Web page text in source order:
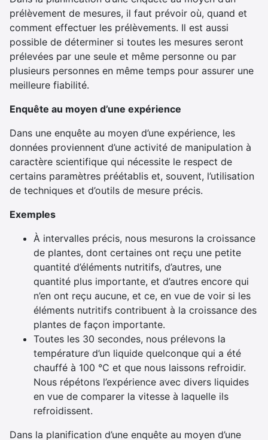
prélèvement de mesures, il faut prévoir où, quand et
comment effectuer les prélèvements. Il est aussi
possible de déterminer si toutes les mesures seront
prélevées par une seule et même personne ou par
plusieurs personnes en même temps pour assurer une
meilleure fiabilité.
Enquête au moyen d’une expérience
Dans une enquête au moyen d’une expérience, les
données proviennent d’une activité de manipulation à
caractère scientifique qui nécessite le respect de
certains paramètres préétablis et, souvent, l’utilisation
de techniques et d’outils de mesure précis.
Exemples
À intervalles précis, nous mesurons la croissance
de plantes, dont certaines ont reçu une petite
quantité d’éléments nutritifs, d’autres, une
quantité plus importante, et d’autres encore qui
n’en ont reçu aucune, et ce, en vue de voir si les
éléments nutritifs contribuent à la croissance des
plantes de façon importante.
Toutes les 30 secondes, nous prélevons la
température d’un liquide quelconque qui a été
chauffé à 100 °C et que nous laissons refroidir.
Nous répétons l’expérience avec divers liquides
en vue de comparer la vitesse à laquelle ils
refroidissent.
Dans la planification d’une enquête au moyen d’une